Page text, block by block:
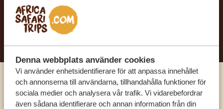
Denna webbplats använder cookies
Vi använder enhetsidentifierare för att anpassa innehållet
och annonserna till användarna, tillhandahålla funktioner för
sociala medier och analysera vår trafik. Vi vidarebefordrar
även sådana identifierare och annan information från din
BÖRJA PLANERA DIN DRÖMRESA
Ring en av våra experter